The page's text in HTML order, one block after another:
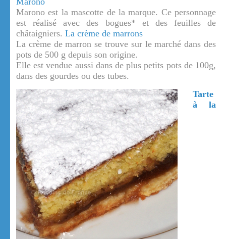
Marono est la mascotte de la marque. Ce personnage
est réalisé avec des bogues* et des feuilles de
châtaigniers. La crème de marrons
La crème de marron se trouve sur le marché dans des
pots de 500 g depuis son origine.
Elle est vendue aussi dans de plus petits pots de 100g,
dans des gourdes ou des tubes.
Tarte
à la